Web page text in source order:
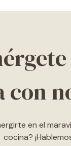
con
en el
cocina?